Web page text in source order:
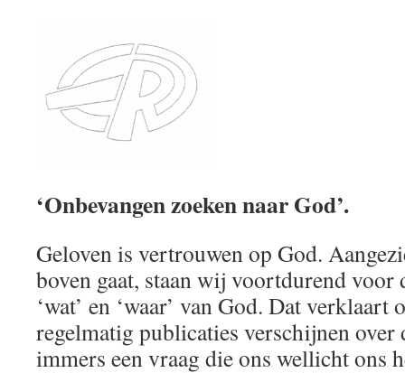
‘Onbevangen zoeken naar God’.
Geloven is vertrouwen op God.
boven gaat, staan wij voortdurend voor
‘wat’ en ‘waar’ van God. Dat verklaart
regelmatig publicaties verschijnen over
immers een vraag die ons wellicht ons